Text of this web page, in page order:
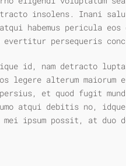
insolens. Inani
habemus pericula
persequeris
id, nam detracto
alterum maiorum
et quod fugit
atqui debitis no, idque
ipsum possit, at duo